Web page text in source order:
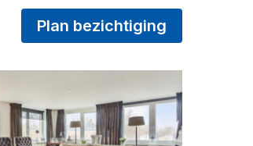
Plan bezichtiging